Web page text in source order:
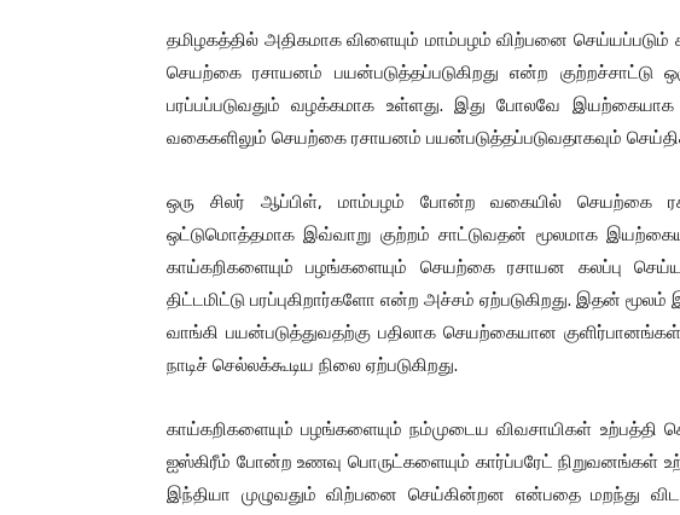
தமிழகத்தில் அதிகமாக விளையும் மாம்பழம் விற்பனை
செயற்கை ரசாயனம் பயன்படுத்தப்படுகிறது என்ற
பரப்பப்படுவதும் வழக்கமாக உள்ளது. இது போலவே
வகைகளிலும் செயற்கை ரசாயனம் பயன்படுத்தப்படுவதாகவும்
ஒரு சிலர் ஆப்பிள், மாம்பழம் போன்ற வகையில் செயற்கை
ஒட்டுமொத்தமாக இவ்வாறு குற்றம் சாட்டுவதன் மூலமாக
காய்கறிகளையும் பழங்களையும் செயற்கை ரசாயன கலப்பு
திட்டமிட்டு பரப்புகிறார்களோ என்ற அச்சம் ஏற்படுகிறது. இதன்
வாங்கி பயன்படுத்துவதற்கு பதிலாக செயற்கையான
நாடிச் செல்லக்கூடிய நிலை ஏற்படுகிறது.
காய்கறிகளையும் பழங்களையும் நம்முடைய விவசாயிகள் உற்பத்தி
ஐஸ்கிரீம் போன்ற உணவு பொருட்களையும் கார்ப்பரேட் நிறுவனங்கள்
இந்தியா முழுவதும் விற்பனை செய்கின்றன என்பதை மறந்து